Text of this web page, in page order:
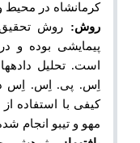
کرمانشاه در
روش: روش
پیمایشی بوده و
است. تحلیل داده
اِس. پی. اِس. اِس
کیفی با استفاده از
مهو و تیبو انجام